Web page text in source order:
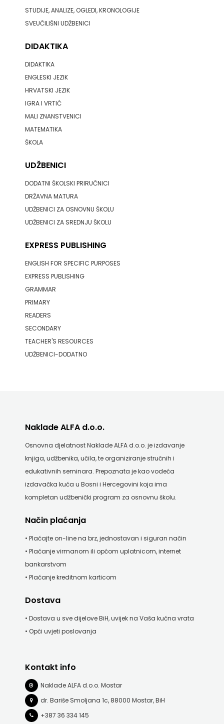
STUDIJE, ANALIZE, OGLEDI, KRONOLOGIJE
SVEUČILIŠNI UDŽBENICI
DIDAKTIKA
DIDAKTIKA
ENGLESKI JEZIK
HRVATSKI JEZIK
IGRA I VRTIĆ
MALI ZNANSTVENICI
MATEMATIKA
ŠKOLA
UDŽBENICI
DODATNI ŠKOLSKI PRIRUČNICI
DRŽAVNA MATURA
UDŽBENICI ZA OSNOVNU ŠKOLU
UDŽBENICI ZA SREDNJU ŠKOLU
EXPRESS PUBLISHING
ENGLISH FOR SPECIFIC PURPOSES
EXPRESS PUBLISHING
GRAMMAR
PRIMARY
READERS
SECONDARY
TEACHER'S RESOURCES
UDŽBENICI-DODATNO
Naklade ALFA d.o.o.
Osnovna djelatnost Naklade ALFA d.o.o. je izdavanje
knjiga, udžbenika, učila, te organiziranje stručnih i
edukativnih seminara. Prepoznata je kao vodeća
izdavačka kuća u Bosni i Hercegovini koja ima
kompletan udžbenički program za osnovnu školu.
Način plaćanja
• Plaćajte on-line na brz, jednostavan i siguran način
• Plaćanje virmanom ili općom uplatnicom, internet
bankarstvom
• Plaćanje kreditnom karticom
Dostava
• Dostava u sve dijelove BiH, uvijek na Vaša kućna vrata
• Opći uvjeti poslovanja
Kontakt info
Naklade ALFA d.o.o. Mostar
dr. Bariše Smoljana 1c, 88000 Mostar, BiH
+387 36 334 145